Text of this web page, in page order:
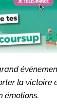
la victoire
émotions.